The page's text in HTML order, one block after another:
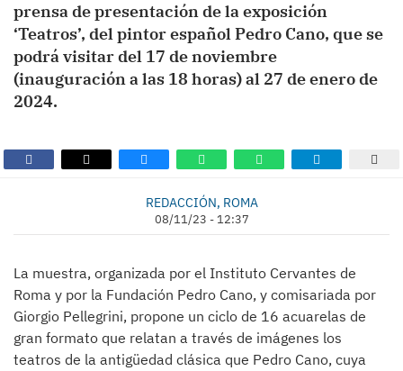
prensa de presentación de la exposición
‘Teatros’, del pintor español Pedro Cano, que se
podrá visitar del 17 de noviembre
(inauguración a las 18 horas) al 27 de enero de
2024.
REDACCIÓN, ROMA
08/11/23 - 12:37
La muestra, organizada por el Instituto Cervantes de
Roma y por la Fundación Pedro Cano, y comisariada por
Giorgio Pellegrini, propone un ciclo de 16 acuarelas de
gran formato que relatan a través de imágenes los
teatros de la antigüedad clásica que Pedro Cano, cuya